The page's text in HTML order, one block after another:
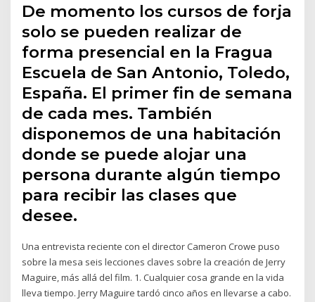
De momento los cursos de forja
solo se pueden realizar de
forma presencial en la Fragua
Escuela de San Antonio, Toledo,
España. El primer fin de semana
de cada mes. También
disponemos de una habitación
donde se puede alojar una
persona durante algún tiempo
para recibir las clases que
desee.
Una entrevista reciente con el director Cameron Crowe puso
sobre la mesa seis lecciones claves sobre la creación de Jerry
Maguire, más allá del film. 1. Cualquier cosa grande en la vida
lleva tiempo. Jerry Maguire tardó cinco años en llevarse a cabo.